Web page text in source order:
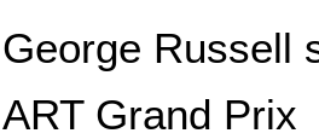
George Russell
ART Grand Prix